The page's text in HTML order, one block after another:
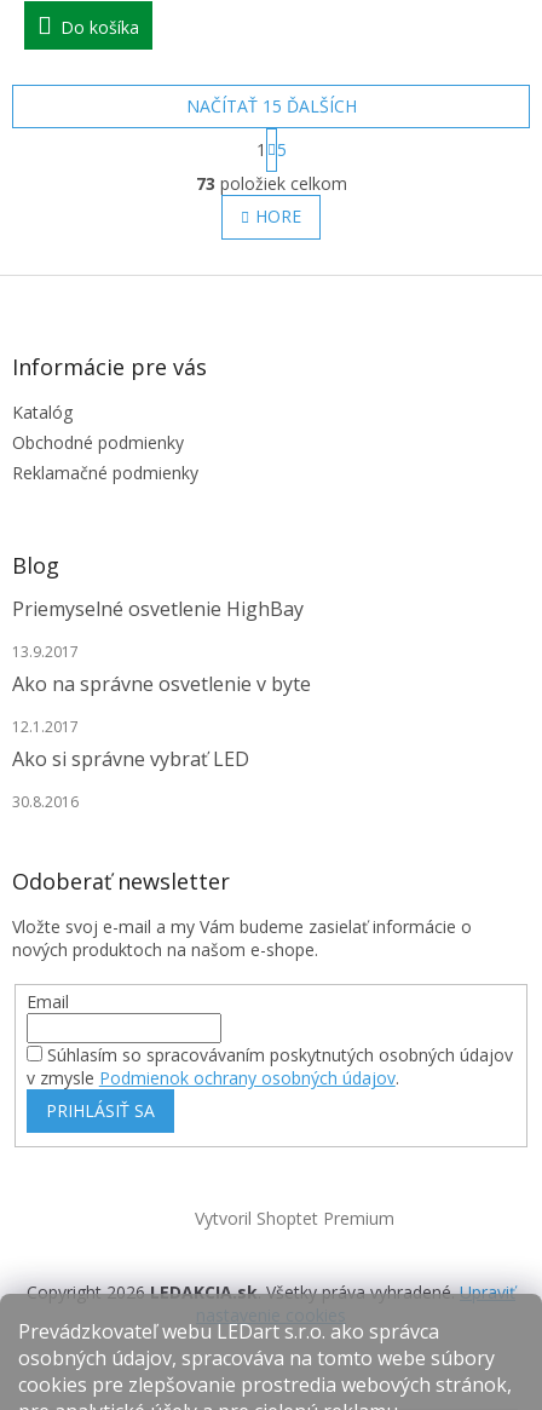
Prevádzkovateľ webu LEDart s.r.o. ako správca
osobných údajov, spracováva na tomto webe súbory
cookies pre zlepšovanie prostredia webových stránok,
Do košíka
O
v
l
á
a
u
NAČÍTAŤ 15 ĎALŠÍCH
S
t
r
á
n
k
v
1
5
73 položiek celkom
HORE
Z
Informácie pre vás
Katalóg
Obchodné podmienky
Reklamačné podmienky
Blog
Priemyselné osvetlenie HighBay
13.9.2017
Ako na správne osvetlenie v byte
12.1.2017
Ako si správne vybrať LED
30.8.2016
Odoberať newsletter
Vložte svoj e-mail a my Vám budeme zasielať informácie o
nových produktoch na našom e-shope.
Email
Súhlasím so spracovávaním poskytnutých osobných údajov
v zmysle Podmienok ochrany osobných údajov.
PRIHLÁSIŤ SA
Vytvoril Shoptet Premium
Copyright 2026LEDAKCIA.sk. Všetky práva vyhradené.Upraviť